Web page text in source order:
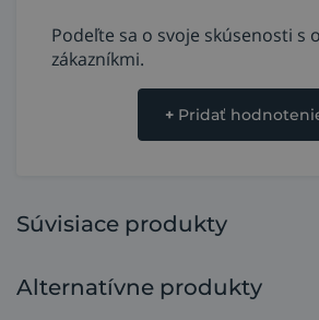
Podeľte sa o svoje skúsenosti s
zákazníkmi.
+ Pridať
Súvisiace produkty
Alternatívne produkty